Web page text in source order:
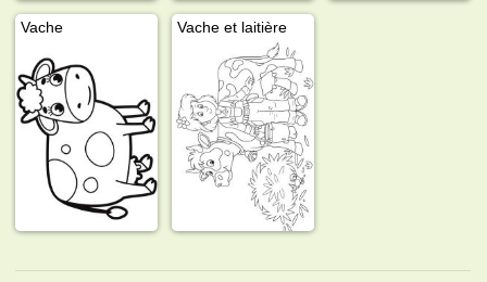
Vache Vache et laitière